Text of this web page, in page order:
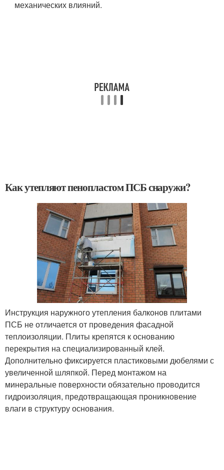
механических влияний.
Как утепляют пенопластом ПСБ снаружи?
Инструкция наружного утепления балконов плитами
ПСБ не отличается от проведения фасадной
теплоизоляции. Плиты крепятся к основанию
перекрытия на специализированный клей.
Дополнительно фиксируется пластиковыми дюбелями с
увеличенной шляпкой. Перед монтажом на
минеральные поверхности обязательно проводится
гидроизоляция, предотвращающая проникновение
влаги в структуру основания.